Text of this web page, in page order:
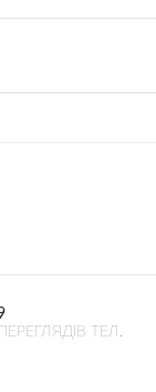
ПЕРЕГЛЯДІВ ТЕЛ.